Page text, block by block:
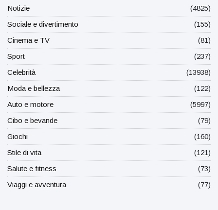
Notizie
(4825)
Sociale e divertimento
(155)
Cinema e TV
(81)
Sport
(237)
Celebrità
(13938)
Moda e bellezza
(122)
Auto e motore
(5997)
Cibo e bevande
(79)
Giochi
(160)
Stile di vita
(121)
Salute e fitness
(73)
Viaggi e avventura
(77)